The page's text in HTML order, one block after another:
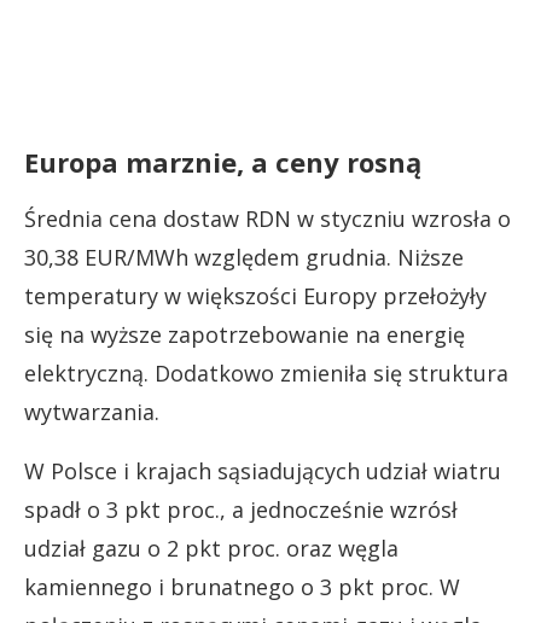
Europa marznie, a ceny rosną
Średnia cena dostaw RDN w styczniu wzrosła o
30,38 EUR/MWh względem grudnia. Niższe
temperatury w większości Europy przełożyły
się na wyższe zapotrzebowanie na energię
elektryczną. Dodatkowo zmieniła się struktura
wytwarzania.
W Polsce i krajach sąsiadujących udział wiatru
spadł o 3 pkt proc., a jednocześnie wzrósł
udział gazu o 2 pkt proc. oraz węgla
kamiennego i brunatnego o 3 pkt proc. W